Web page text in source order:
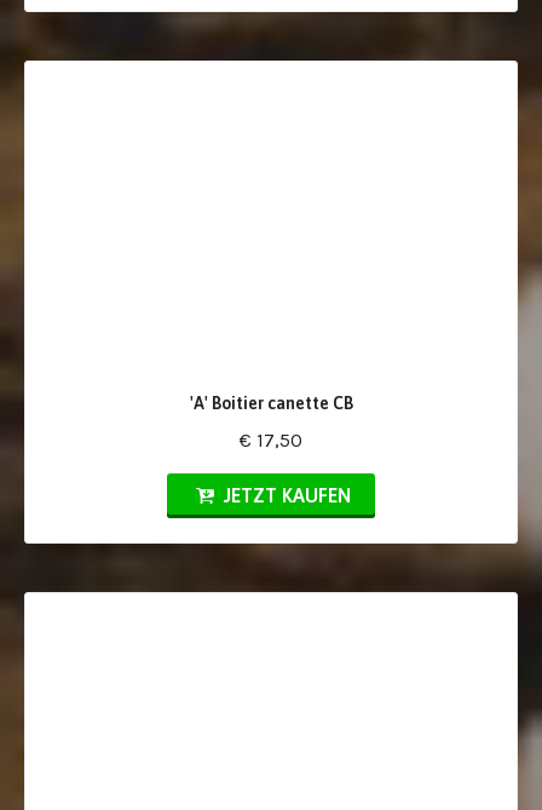
'A' Boitier canette CB
€ 17,50
JETZT KAUFEN